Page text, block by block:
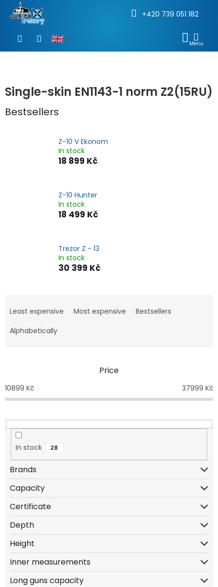
content
+420 739 051 182
Single-skin EN1143-1 norm Z2(15RU)
Bestsellers
Z-10 V Ekonom
In stock
18 899 Kč
Z-10 Hunter
In stock
18 499 Kč
Trezor Z - 13
In stock
30 399 Kč
d
o
r
i
n
Least expensive Most expensive
Bestsellers
Alphabetically
Price
10899 Kč 37999 Kč
In stock 28
Brands
Capacity
Certificate
Depth
Height
Inner measurements
Long guns capacity